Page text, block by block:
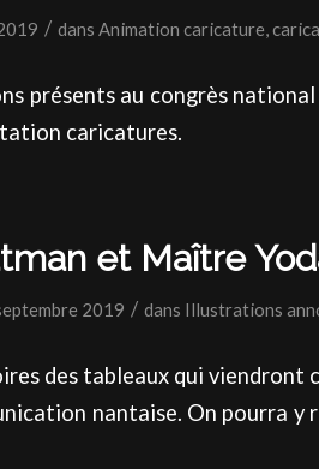
/ dans Animation caricature,
présents au congrès
caricatures.
et Maître
2019 / dans Illustrations
des tableaux qui viendront
nantaise. On pourra